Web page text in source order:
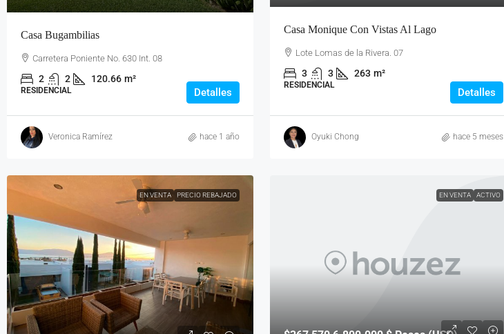
Casa Bugambilias
Carretera Poniente No. 630 Int. 08
2 2 120.66 m²
RESIDENCIAL Detalles
Veronica Ramírez hace 1 año
Casa Monique Con Vistas Al Lago
Lote Lomas de la Rivera. 07
3 3 263 m²
RESIDENCIAL
Detalles
Oyuki Chong hace 5 meses
EN VENTA PRECIO REBAJADO EN VENTA ACTIVO